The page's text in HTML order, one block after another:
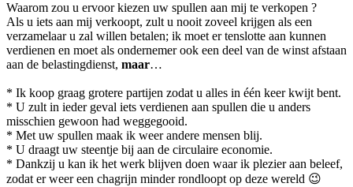
Waarom zou u ervoor kiezen uw spullen aan mij te verkopen ?
Als u iets aan mij verkoopt, zult u nooit zoveel krijgen als een
verzamelaar u zal willen betalen; ik moet er tenslotte aan kunnen
verdienen en moet als ondernemer ook een deel van de winst afstaan
aan de belastingdienst, maar…
* Ik koop graag grotere partijen zodat u alles in één keer kwijt bent.
* U zult in ieder geval iets verdienen aan spullen die u anders
misschien gewoon had weggegooid.
* Met uw spullen maak ik weer andere mensen blij.
* U draagt uw steentje bij aan de circulaire economie.
* Dankzij u kan ik het werk blijven doen waar ik plezier aan beleef,
zodat er weer een chagrijn minder rondloopt op deze wereld 😉